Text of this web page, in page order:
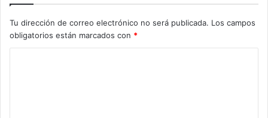
Tu dirección de correo electrónico no será publicada. Los campos
obligatorios están marcados con *